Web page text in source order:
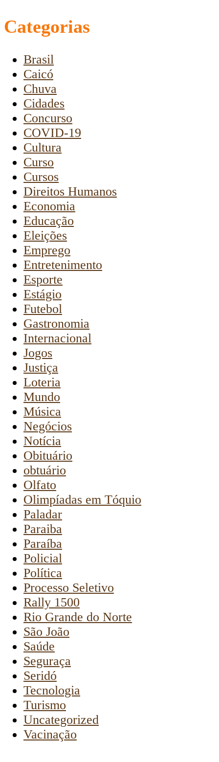
Categorias
Brasil
Caicó
Chuva
Cidades
Concurso
COVID-19
Cultura
Curso
Cursos
Direitos Humanos
Economia
Educação
Eleições
Emprego
Entretenimento
Esporte
Estágio
Futebol
Gastronomia
Internacional
Jogos
Justiça
Loteria
Mundo
Música
Negócios
Notícia
Obituário
obtuário
Olfato
Olimpíadas em Tóquio
Paladar
Paraiba
Paraíba
Policial
Política
Processo Seletivo
Rally 1500
Rio Grande do Norte
São João
Saúde
Seguraça
Seridó
Tecnologia
Turismo
Uncategorized
Vacinação